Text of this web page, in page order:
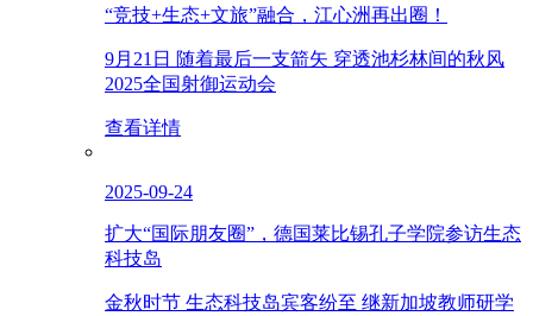
“竞技+生态+文旅”融合，江心洲再出圈！
9月21日 随着最后一支箭矢 穿透池杉林间的秋风
2025全国射御运动会
查看详情
2025-09-24
扩大“国际朋友圈”，德国莱比锡孔子学院参访生态
科技岛
金秋时节 生态科技岛宾客纷至 继新加坡教师研学